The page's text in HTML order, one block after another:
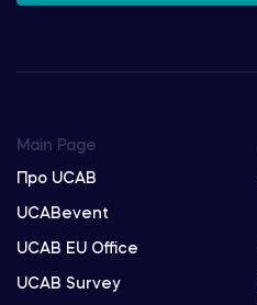
Main Page
Про UCAB
UCABevent
UCAB EU Office
UCAB Survey